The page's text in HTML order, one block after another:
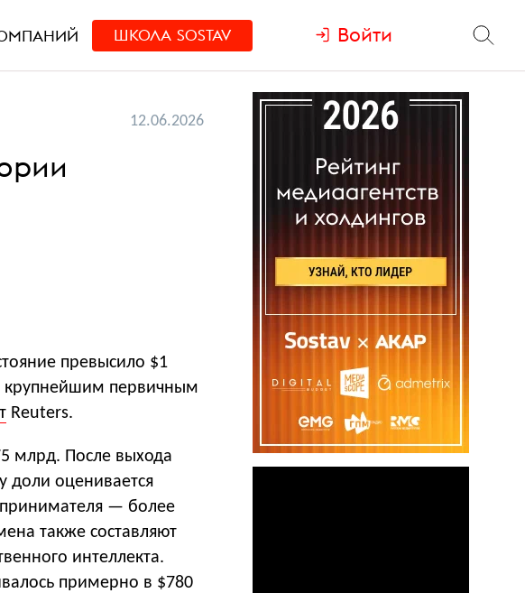
ШКОЛА SOSTAV Войти
12.06.2026
превысило $1
крупнейшим первичным
Reuters.
млрд. После выхода
доли оценивается
— более
также составляют
интеллекта.
примерно в $780